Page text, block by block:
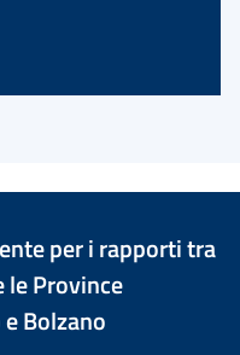
per i rapporti tra
le Province
Bolzano